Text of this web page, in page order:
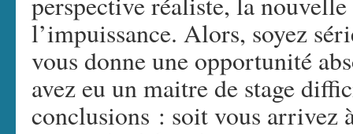
l’impuissance. Alors, soyez
vous donne une opportunité
avez eu un maitre de stage
conclusions : soit vous arrivez